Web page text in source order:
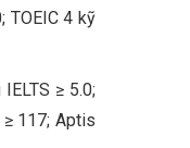
TOEIC 4 kỹ
≥ 5.0;
117; Aptis